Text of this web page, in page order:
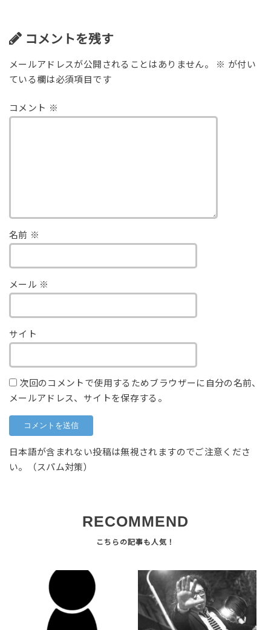
コメントを残す
メールアドレスが公開されることはありません。 ※ が付い
ている欄は必須項目です
コメント ※
名前 ※
メール ※
サイト
次回のコメントで使用するためブラウザーに自分の名前、
メールアドレス、サイトを保存する。
日本語が含まれない投稿は無視されますのでご注意くださ
い。（スパム対策）
RECOMMEND